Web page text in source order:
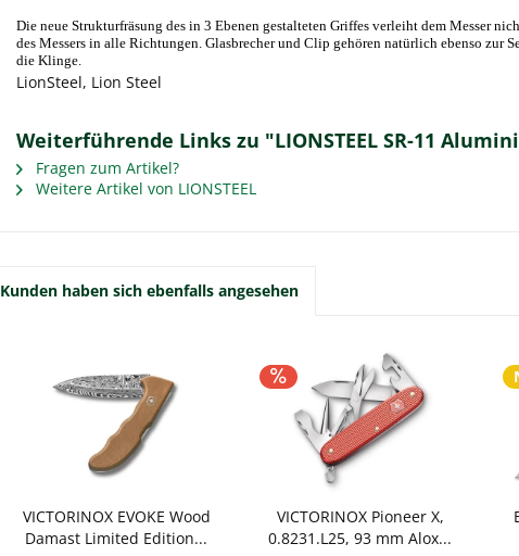
Die neue Strukturfräsung des in 3 Ebenen gestalteten Griffes verleiht dem Messer
des Messers in alle Richtungen. Glasbrecher und Clip gehören natürlich ebenso zur
die Klinge.
LionSteel, Lion Steel
Weiterführende Links zu "LIONSTEEL SR-11
Fragen zum Artikel?
Weitere Artikel von LIONSTEEL
Kunden haben sich ebenfalls angesehen
VICTORINOX EVOKE Wood
Damast Limited Edition...
VICTORINOX Pioneer X,
0.8231.L25, 93 mm Alox...